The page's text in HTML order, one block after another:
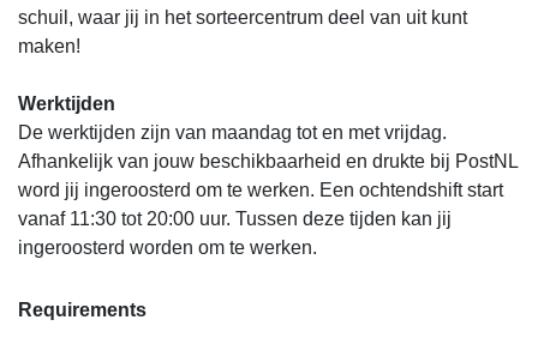
schuil, waar jij in het sorteercentrum deel van uit kunt
maken!
Werktijden
De werktijden zijn van maandag tot en met vrijdag.
Afhankelijk van jouw beschikbaarheid en drukte bij PostNL
word jij ingeroosterd om te werken. Een ochtendshift start
vanaf 11:30 tot 20:00 uur. Tussen deze tijden kan jij
ingeroosterd worden om te werken.
Requirements